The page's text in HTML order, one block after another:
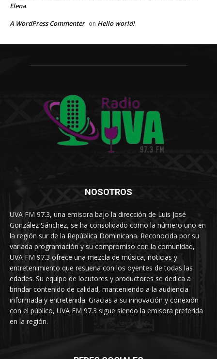
Elena
A WordPress Commenter on Hello world!
NOSOTROS
UVA FM 97.3, una emisora bajo la dirección de Luis José
González Sánchez, se ha consolidado como la número uno en
la región sur de la República Dominicana. Reconocida por su
variada programación y su compromiso con la comunidad,
UVA FM 97.3 ofrece una mezcla de música, noticias y
entretenimiento que resuena con los oyentes de todas las
edades. Su equipo de locutores y productores se dedica a
brindar contenido de calidad, manteniendo a la audiencia
informada y entretenida. Gracias a su innovación y conexión
con el público, UVA FM 97.3 sigue siendo la emisora preferida
en la región.